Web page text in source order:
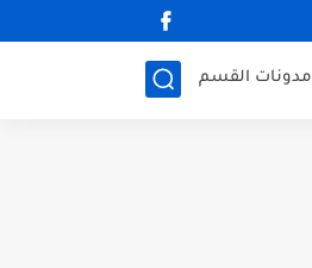
مدونات القسم